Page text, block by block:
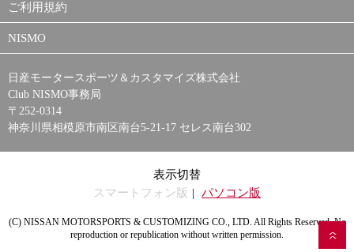
ご利用規約
NISMO
日産モータースポーツ＆カスタマイズ株式会社
Club NISMO事務局
〒252-0314
神奈川県相模原市南区南台5-21-17 セレス南台302
表示切替
スマートフォン版
パソコン版
(C) NISSAN MOTORSPORTS & CUSTOMIZING CO., LTD. All Rights Reserved. No
reproduction or republication without written permission.